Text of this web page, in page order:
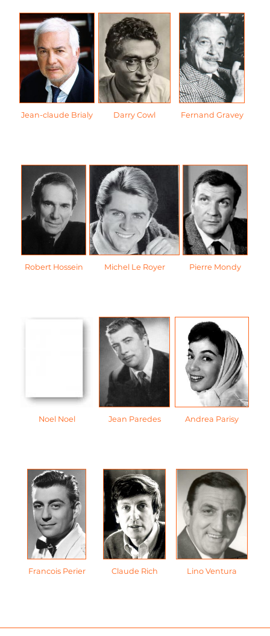
Jean-claude Brialy Darry Cowl Fernand Gravey
Robert Hossein Michel Le Royer Pierre Mondy
Noel Noel Jean Paredes Andrea Parisy
Francois Perier Claude Rich Lino Ventura